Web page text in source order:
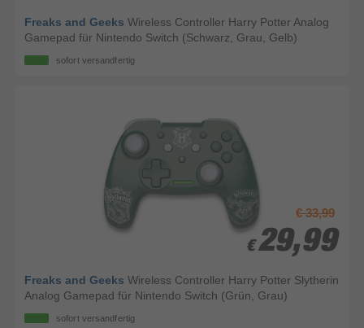
Freaks and Geeks Wireless Controller Harry Potter Analog
Gamepad für Nintendo Switch (Schwarz, Grau, Gelb)
sofort versandfertig
€ 33,99
€ 29,99
€ 29,99
Freaks and Geeks Wireless Controller Harry Potter Slytherin
Analog Gamepad für Nintendo Switch (Grün, Grau)
sofort versandfertig